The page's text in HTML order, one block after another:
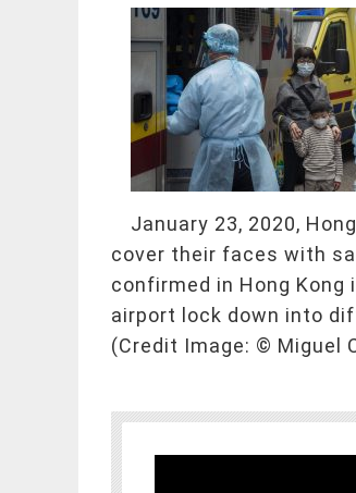
January 23, 2020,
cover their faces with
confirmed in Hong Kong
airport lock down into
(Credit Image: © Miguel